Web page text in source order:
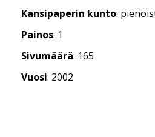
Kansipaperin kunto:
Painos: 1
Sivumäärä: 165
Vuosi: 2002